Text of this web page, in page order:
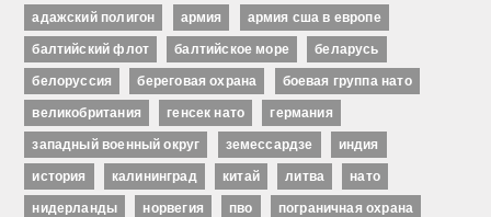
адажский полигон армия армия сша в европе
балтийский флот балтийское море беларусь
белоруссия береговая охрана боевая группа нато
великобритания генсек нато германия
западный военный округ земессардзе индия
история калининград китай литва нато
нидерланды норвегия пво пограничная охрана